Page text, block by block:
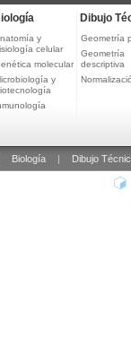
y
celular
molecular
y
Dibujo
Geometría
Geometría
descriptiva
Biología Dibujo